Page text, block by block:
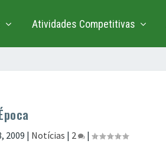
Atividades Competitivas
2009 | Notícias | 2 |